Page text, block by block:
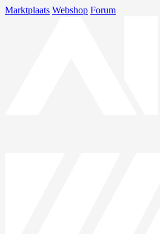
Marktplaats Webshop Forum